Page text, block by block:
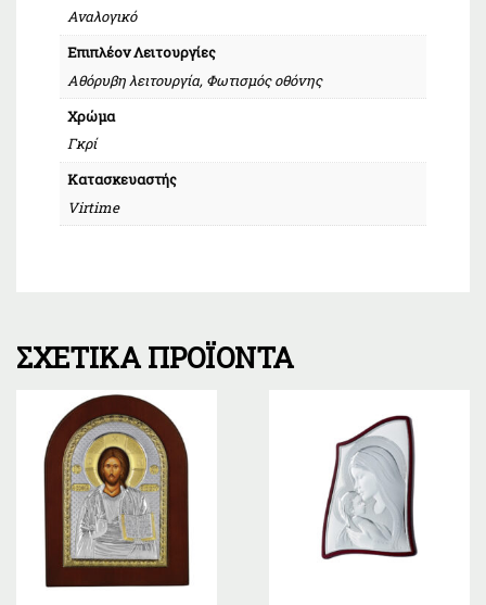
Αναλογικό
Επιπλέον Λειτουργίες
Αθόρυβη λειτουργία, Φωτισμός οθόνης
Χρώμα
Γκρί
Κατασκευαστής
Virtime
ΣΧΕΤΙΚΆ ΠΡΟΪΌΝΤΑ